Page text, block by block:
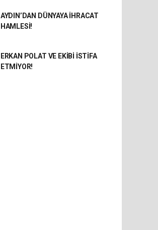
AYDIN’DAN DÜNYAYA İHRACAT
HAMLESİ!
ERKAN POLAT VE EKİBİ İSTİFA
ETMİYOR!